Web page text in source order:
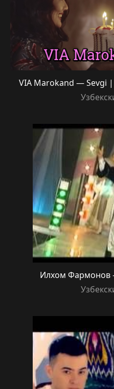
VIA Marokand — Sevgi
Илхом